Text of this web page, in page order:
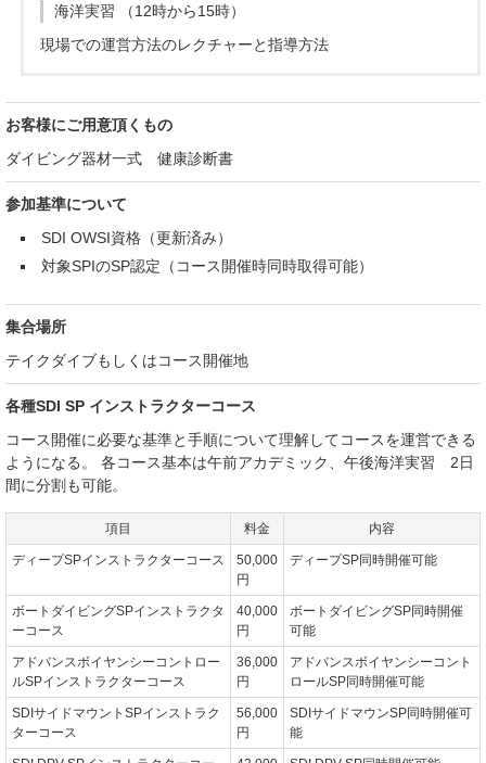
海洋実習
（12時から15時）
現場での運営方法のレクチャーと指導方法
お客様にご用意頂くもの
ダイビング器材一式 健康診断書
参加基準について
SDI OWSI資格（更新済み）
対象SPIのSP認定（コース開催時同時取得可能）
集合場所
テイクダイブもしくはコース開催地
各種SDI SP インストラクターコース
コース開催に必要な基準と手順について理解してコースを運営できる
ようになる。 各コース基本は午前アカデミック、午後海洋実習 2日
間に分割も可能。
項目 料金 内容
ディープSPインストラクターコース
50,000
円
ディープSP同時開催可能
ボートダイビングSPインストラクタ
ーコース
40,000
円
ボートダイビングSP同時開催
可能
アドバンスボイヤンシーコントロー
ルSPインストラクターコース
36,000
円
アドバンスボイヤンシーコント
ロールSP同時開催可能
SDIサイドマウントSPインストラク
ターコース
56,000
円
SDIサイドマウンSP同時開催可
能